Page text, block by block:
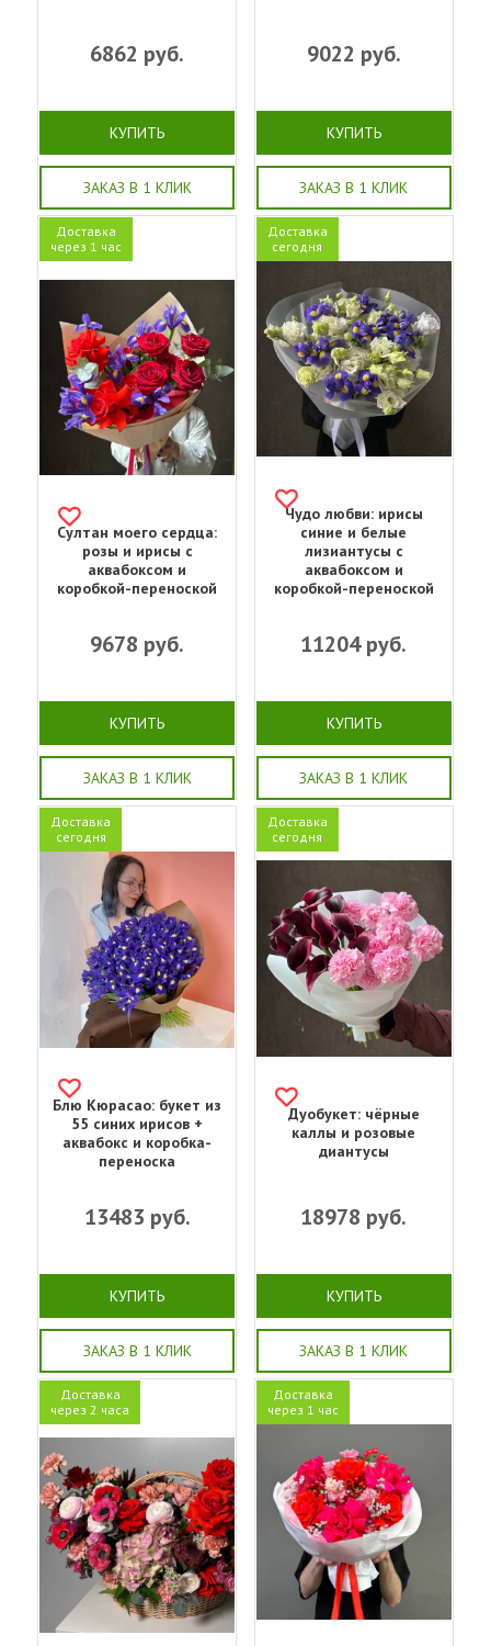
6862 руб.
КУПИТЬ
ЗАКАЗ В 1 КЛИК
9022 руб.
КУПИТЬ
ЗАКАЗ В 1 КЛИК
Доставка
через 1 час
Султан моего сердца:
розы и ирисы с
аквабоксом и
коробкой-переноской
9678 руб.
КУПИТЬ
ЗАКАЗ В 1 КЛИК
Доставка
сегодня
Чудо любви: ирисы
синие и белые
лизиантусы с
аквабоксом и
коробкой-переноской
11204руб.
КУПИТЬ
ЗАКАЗ В 1 КЛИК
Доставка
сегодня
Блю Кюрасао: букет из
55 синих ирисов +
аквабокс и коробка-
переноска
13483 руб.
КУПИТЬ
ЗАКАЗ В 1 КЛИК
Доставка
сегодня
Дуобукет: чёрные
каллы и розовые
диантусы
18978 руб.
КУПИТЬ
ЗАКАЗ В 1 КЛИК
Доставка
через 2 часа
Доставка
через 1 час